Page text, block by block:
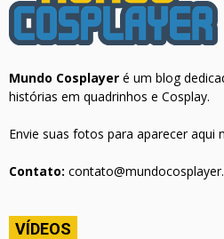
Mundo Cosplayer é um blog
histórias em quadrinhos e Cosplay.
Envie suas fotos para aparecer aqui
Contato:
VÍDEOS